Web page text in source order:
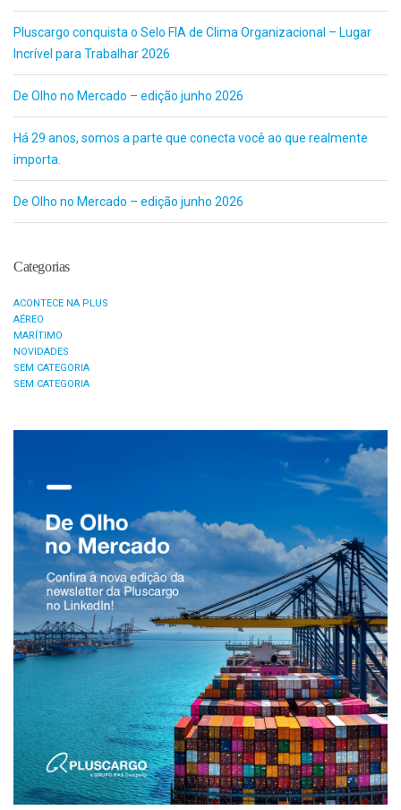
Pluscargo conquista o Selo FIA de Clima Organizacional – Lugar
Incrível para Trabalhar 2026
De Olho no Mercado – edição junho 2026
Há 29 anos, somos a parte que conecta você ao que realmente
importa.
De Olho no Mercado – edição junho 2026
Categorias
ACONTECE NA PLUS
AÉREO
MARÍTIMO
NOVIDADES
SEM CATEGORIA
SEM CATEGORIA